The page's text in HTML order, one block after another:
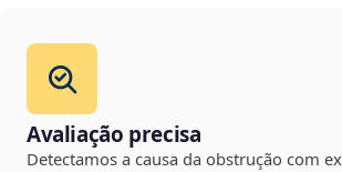
Avaliação precisa
Detectamos a causa da obstrução com